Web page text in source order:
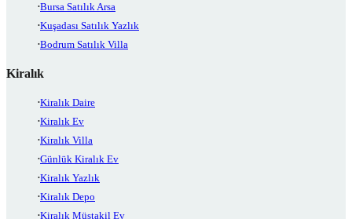
Bursa Satılık Arsa
Kuşadası Satılık Yazlık
Bodrum Satılık Villa
Kiralık
Kiralık Daire
Kiralık Ev
Kiralık Villa
Günlük Kiralık Ev
Kiralık Yazlık
Kiralık Depo
Kiralık Müstakil Ev